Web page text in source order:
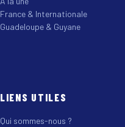
France & Internationale
Guadeloupe & Guyane
LIENS UTILES
Qui sommes-nous ?